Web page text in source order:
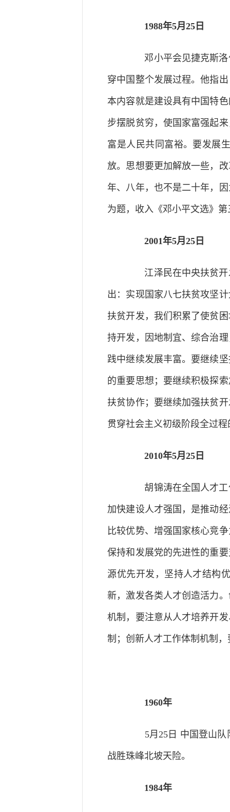
1988年5月25日
邓小平会见捷克斯洛
穿中国整个发展过程。他指
本内容就是建设具有中国特
步摆脱贫穷，使国家富强起
富是人民共同富裕。要发展
放。思想要更加解放一些，
年、八年，也不是二十年，
为题，收入《邓小平文选》第
2001年5月25日
江泽民在中央扶贫开
出：实现国家八七扶贫攻坚
扶贫开发，我们积累了使贫
持开发，因地制宜、综合治
践中继续发展丰富。要继续
的重要思想；要继续积极探
扶贫协作；要继续加强扶贫
贯穿社会主义初级阶段全过
2010年5月25日
胡锦涛在全国人才工
加快建设人才强国，是推动
比较优势、增强国家核心竞
保持和发展党的先进性的重
源优先开发，坚持人才结构
新，激发各类人才创造活力
机制，要注意从人才培养开
制；创新人才工作体制机制
1960年
5月25日 中国登山队
战胜珠峰北坡天险。
1984年